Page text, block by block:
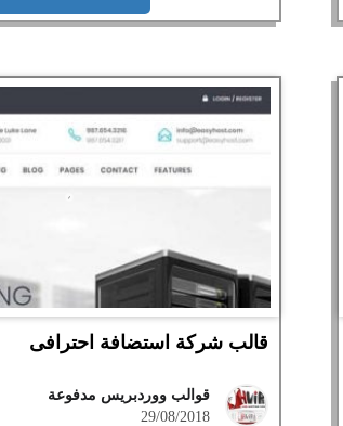
قالب شركة استضافة احترافى
قوالب ووردبريس مدفوعة
29/08/2018